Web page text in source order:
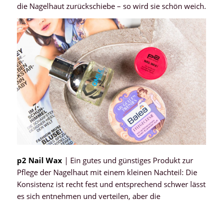
die Nagelhaut zurückschiebe – so wird sie schön weich.
p2 Nail Wax| Ein gutes und günstiges Produkt zur
Pflege der Nagelhaut mit einem kleinen Nachteil: Die
Konsistenz ist recht fest und entsprechend schwer lässt
es sich entnehmen und verteilen, aber die